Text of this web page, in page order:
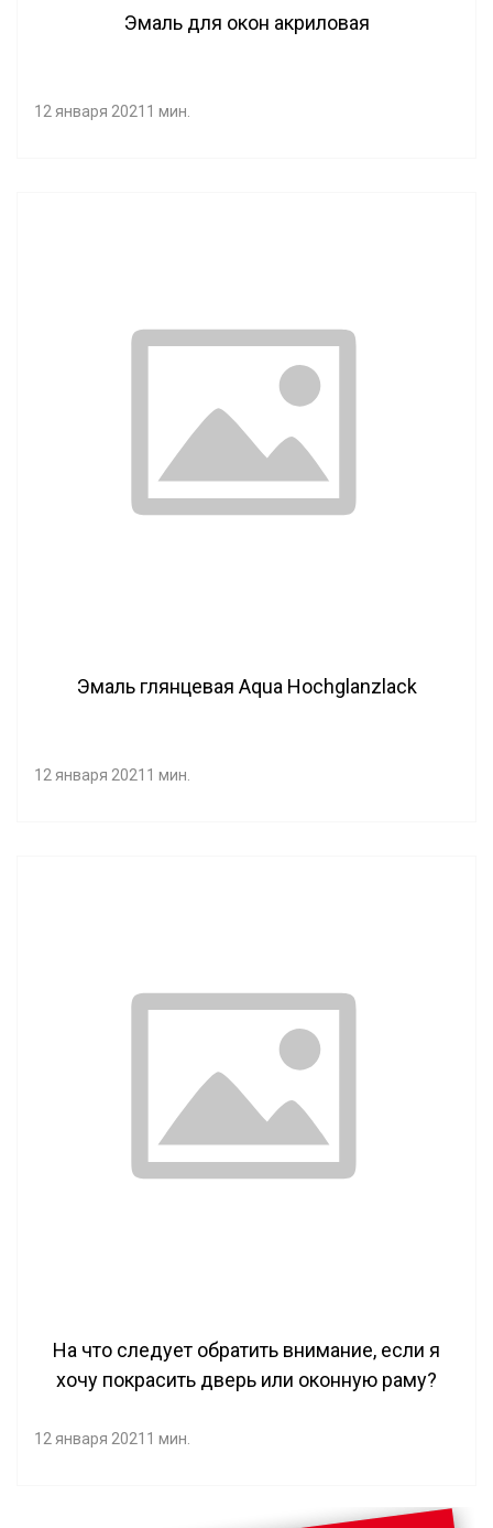
Эмаль для окон акриловая
12 января 2021 1 мин.
Эмаль глянцевая Aqua Hochglanzlack
12 января 2021 1 мин.
На что следует обратить внимание, если я
хочу покрасить дверь или оконную раму?
12 января 2021 1 мин.